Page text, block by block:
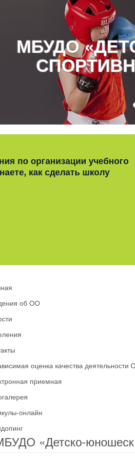
МБУДО
по организации учебного
как сделать школу
об ОО
оценка качества деятельности
приемная
онлайн
«Детско-